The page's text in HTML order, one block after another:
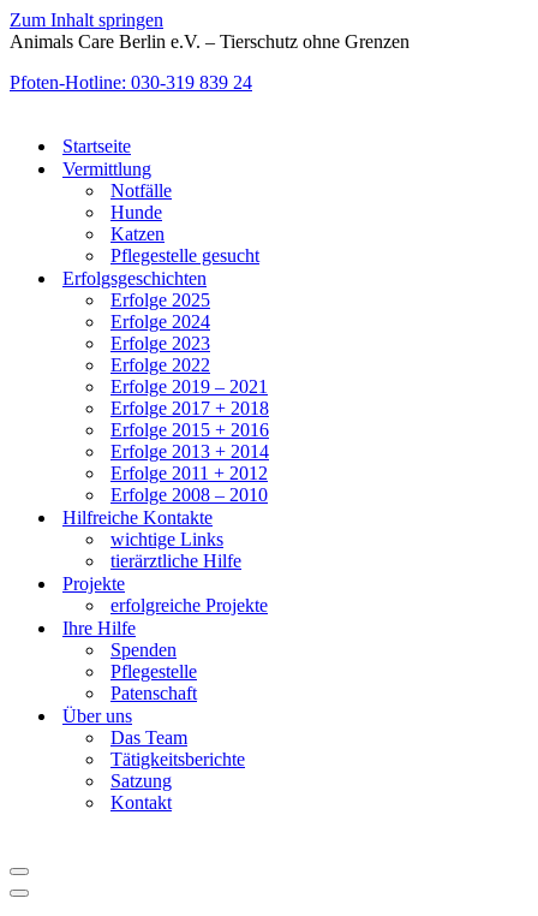
Zum Inhalt springen
Animals Care Berlin e.V. – Tierschutz ohne Grenzen
Pfoten-Hotline: 030-319 839 24
Startseite
Vermittlung
Notfälle
Hunde
Katzen
Pflegestelle gesucht
Erfolgsgeschichten
Erfolge 2025
Erfolge 2024
Erfolge 2023
Erfolge 2022
Erfolge 2019 – 2021
Erfolge 2017 + 2018
Erfolge 2015 + 2016
Erfolge 2013 + 2014
Erfolge 2011 + 2012
Erfolge 2008 – 2010
Hilfreiche Kontakte
wichtige Links
tierärztliche Hilfe
Projekte
erfolgreiche Projekte
Ihre Hilfe
Spenden
Pflegestelle
Patenschaft
Über uns
Das Team
Tätigkeitsberichte
Satzung
Kontakt
Navigationsmenü
Navigationsmenü